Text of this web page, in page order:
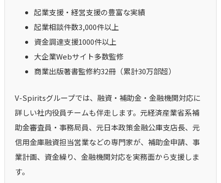
起業支援・経営支援の豊富な実績
起業相談件数3,000件以上
資金調達支援1000件以上
大企業Webサイト多数監修
商業出版著書監修約32冊（累計30万部超）
V-Spiritsグループでは、融資・補助金・金融機関対応に
詳しい社内役員チームも伴走します。元経済産業省系補
助金審査員・事務局員、元日本政策金融公庫支店長、元
信用金庫融資担当営業などの専門家が、補助金申請、事
業計画、資金繰り、金融機関対応を実務面から支援しま
す。